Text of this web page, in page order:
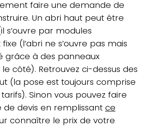
faire une demande de
Un abri haut peut être
s’ouvre par modules
(l’abri ne s’ouvre pas mais
grâce à des panneaux
côté). Retrouvez ci-dessus des
(la pose est toujours comprise
Sinon vous pouvez faire
devis en remplissant ce
connaître le prix de votre